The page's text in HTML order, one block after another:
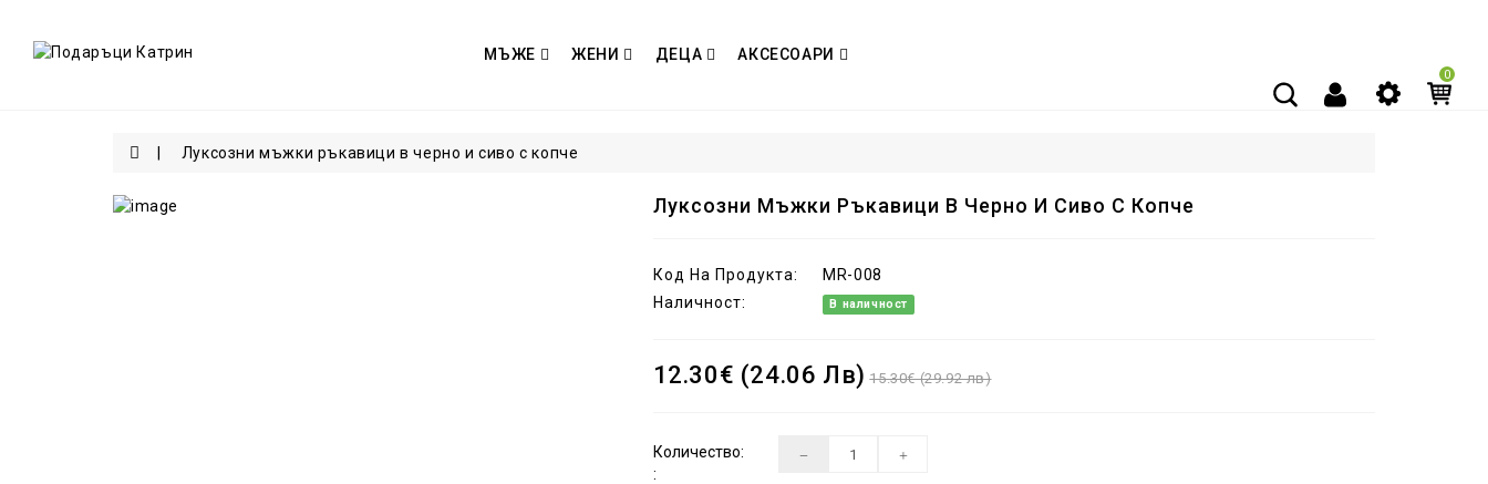
МЪЖЕ ЖЕНИ ДЕЦА АКСЕСОАРИ
0
Луксозни мъжки ръкавици в черно и сиво с копче
Луксозни Мъжки Ръкавици В Черно И Сиво С Копче
Код На Продукта:
MR-008
Наличност:
В наличност
12.30€ (24.06 Лв) 15.30€ (29.92 лв)
Количество:
: